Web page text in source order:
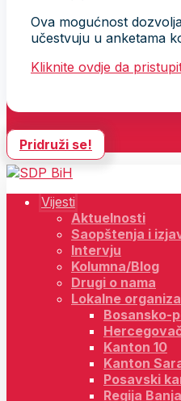
Ova mogućnost
učestvuju u anketama
Kliknite ovdje da
Pridruži se!
Vijesti
Aktuelnosti
Saopštenja i
Intervju
Kolumna/Blog
Drugi o nama
Lokalne
Bosansko-
Kanton 10
Kanton
Posavski
Regija